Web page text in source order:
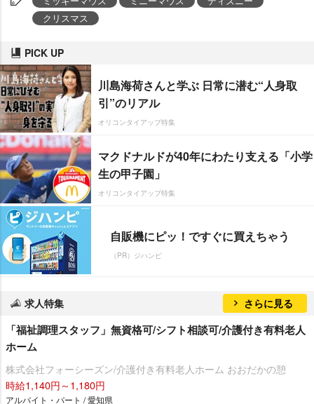
クリスマス
PICK UP
川島海荷さんと学ぶ 日常に潜む“人身取
引”のリアル
オリコンタイアップ特集
マクドナルドが40年にわたり支える「小学
生の甲子園」
オリコンタイアップ特集
自販機にピッ！ですぐに買えちゃう
（PR）ジハンピ
求人特集 さらに見る
「福祉調理スタッフ」無資格可/シフト相談可/介護付き有料老人
ホーム
株式会社フォーシーズン/介護付き有料老人ホーム おおだかの憩
時給1,140円～1,180円
アルバイト・パート / 愛知県